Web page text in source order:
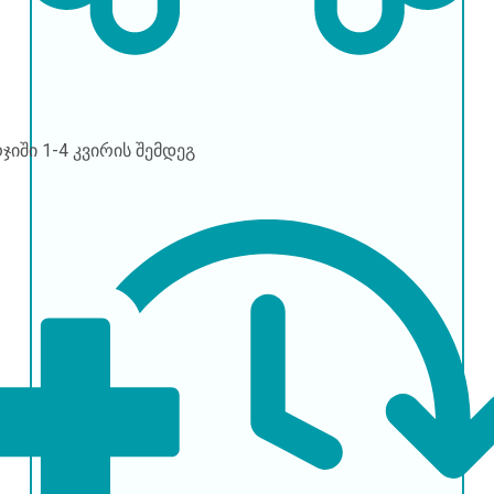
1-4 კვირის შემდეგ